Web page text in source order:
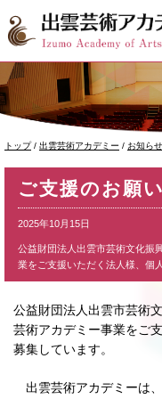
このページの本文へ
現
置：
トップ/ 出雲芸術アカデミー / お知らせ
ご支援のお願い
2025年10月15日
公益財団法人出雲市芸術文化振
業をご支援いただく法人様、個
公益財団法人出雲市芸術
芸術アカデミー事業をご
募集しています。
出雲芸術アカデミーは